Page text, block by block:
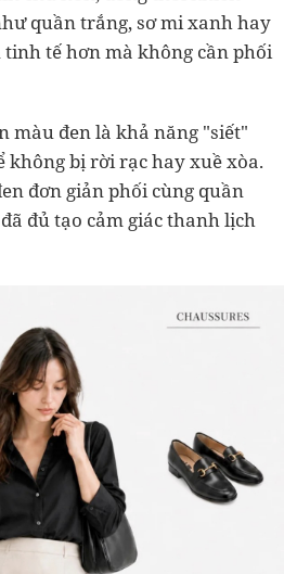
quần trắng, sơ mi xanh hay
tế hơn mà không cần phối
màu đen là khả năng "siết"
không bị rời rạc hay xuề xòa.
đơn giản phối cùng quần
đủ tạo cảm giác thanh lịch